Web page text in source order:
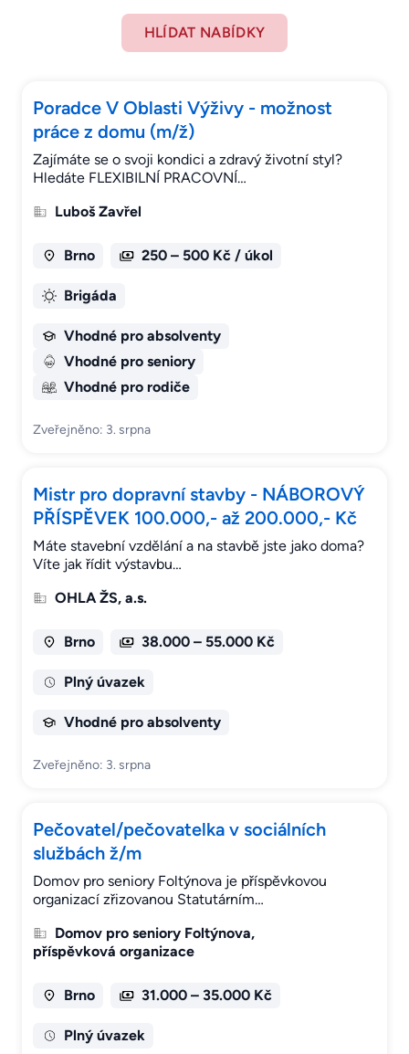
HLÍDAT NABÍDKY
Poradce V Oblasti Výživy - možnost
práce z domu (m/ž)
Zajímáte se o svoji kondici a zdravý životní styl?
Hledáte FLEXIBILNÍ PRACOVNÍ…
Luboš Zavřel
Brno 250 – 500 Kč / úkol
Brigáda
Vhodné pro absolventy
Vhodné pro seniory
Vhodné pro rodiče
Zveřejněno: 3. srpna
Mistr pro dopravní stavby - NÁBOROVÝ
PŘÍSPĚVEK 100.000,- až 200.000,- Kč
Máte stavební vzdělání a na stavbě jste jako doma?
Víte jak řídit výstavbu…
OHLA ŽS, a.s.
Brno 38.000 – 55.000 Kč
Plný úvazek
Vhodné pro absolventy
Zveřejněno: 3. srpna
Pečovatel/pečovatelka v sociálních
službách ž/m
Domov pro seniory Foltýnova je příspěvkovou
organizací zřizovanou Statutárním…
Domov pro seniory Foltýnova,
příspěvková organizace
Brno 31.000 – 35.000 Kč
Plný úvazek